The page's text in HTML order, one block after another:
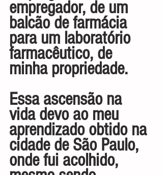
empregador, de um
balcão de farmácia
para um laboratório
farmacêutico, de
minha propriedade.
Essa ascensão na
vida devo ao meu
aprendizado obtido na
cidade de São Paulo,
onde fui acolhido,